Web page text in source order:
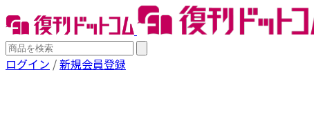
ログイン /新規会員登録